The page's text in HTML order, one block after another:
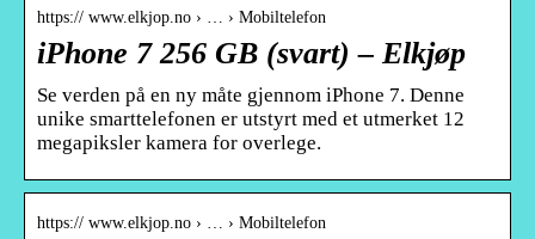
https:// www.elkjop.no › … › Mobiltelefon
iPhone 7 256 GB (svart) – Elkjøp
Se verden på en ny måte gjennom iPhone 7. Denne
unike smarttelefonen er utstyrt med et utmerket 12
megapiksler kamera for overlege.
https:// www.elkjop.no › … › Mobiltelefon